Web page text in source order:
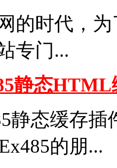
的时代，
专门...
静态
静态缓存
的朋...